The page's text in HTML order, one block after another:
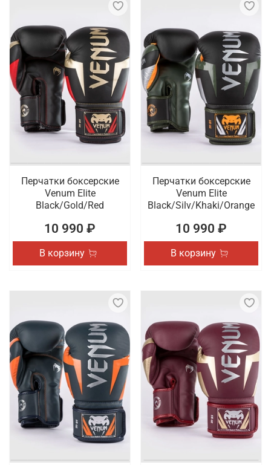
Перчатки боксерские
Venum Elite
Black/Gold/Red
10 990 ₽
В корзину
Перчатки боксерские
Venum Elite
Black/Silv/Khaki/Orange
10 990 ₽
В корзину